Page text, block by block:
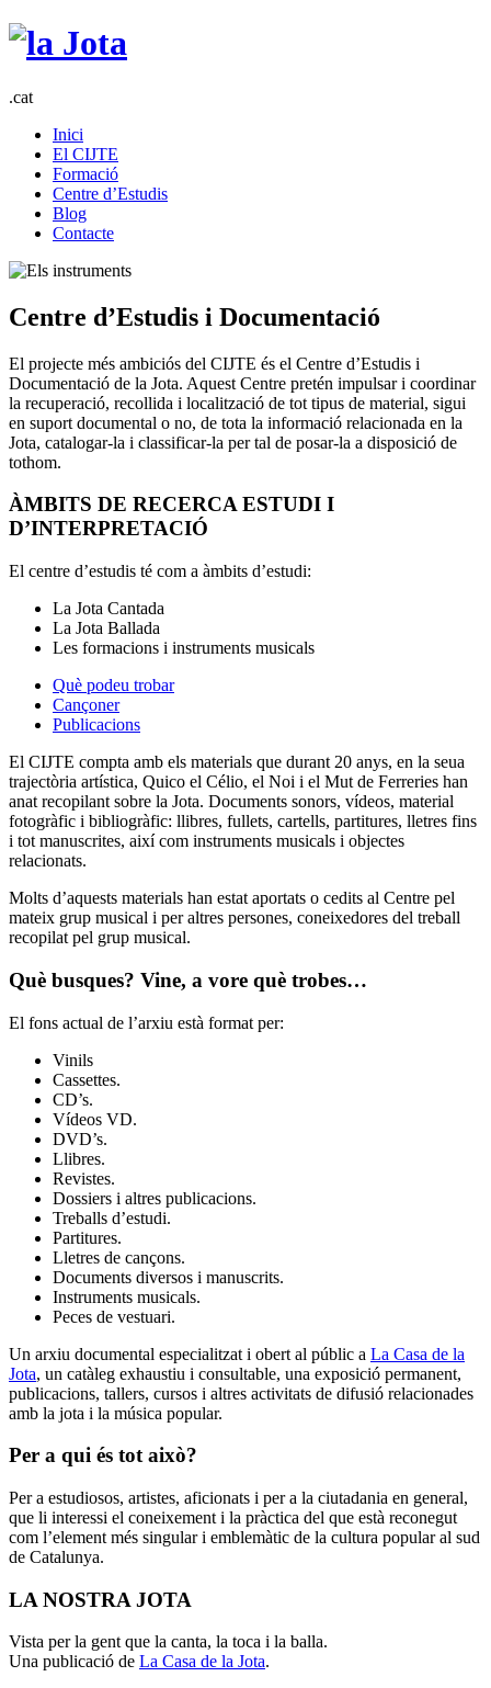
.cat
Inici
El CIJTE
Formació
Centre d’Estudis
Blog
Contacte
Centre d’Estudis i Documentació
El projecte més ambiciós del CIJTE és el Centre d’Estudis i
Documentació de la Jota. Aquest Centre pretén impulsar i coordinar
la recuperació, recollida i localització de tot tipus de material, sigui
en suport documental o no, de tota la informació relacionada en la
Jota, catalogar-la i classificar-la per tal de posar-la a disposició de
tothom.
ÀMBITS DE RECERCA ESTUDI I
D’INTERPRETACIÓ
El centre d’estudis té com a àmbits d’estudi:
La Jota Cantada
La Jota Ballada
Les formacions i instruments musicals
Què podeu trobar
Cançoner
Publicacions
El CIJTE compta amb els materials que durant 20 anys, en la seua
trajectòria artística, Quico el Célio, el Noi i el Mut de Ferreries han
anat recopilant sobre la Jota. Documents sonors, vídeos, material
fotogràfic i bibliogràfic: llibres, fullets, cartells, partitures, lletres fins
i tot manuscrites, així com instruments musicals i objectes
relacionats.
Molts d’aquests materials han estat aportats o cedits al Centre pel
mateix grup musical i per altres persones, coneixedores del treball
recopilat pel grup musical.
Què busques? Vine, a vore què trobes…
El fons actual de l’arxiu està format per:
Vinils
Cassettes.
CD’s.
Vídeos VD.
DVD’s.
Llibres.
Revistes.
Dossiers i altres publicacions.
Treballs d’estudi.
Partitures.
Lletres de cançons.
Documents diversos i manuscrits.
Instruments musicals.
Peces de vestuari.
Un arxiu documental especialitzat i obert al públic a La Casa de la
Jota, un catàleg exhaustiu i consultable, una exposició permanent,
publicacions, tallers, cursos i altres activitats de difusió relacionades
amb la jota i la música popular.
Per a qui és tot això?
Per a estudiosos, artistes, aficionats i per a la ciutadania en general,
que li interessi el coneixement i la pràctica del que està reconegut
com l’element més singular i emblemàtic de la cultura popular al sud
de Catalunya.
LA NOSTRA JOTA
Vista per la gent que la canta, la toca i la balla.
Una publicació de La Casa de la Jota.